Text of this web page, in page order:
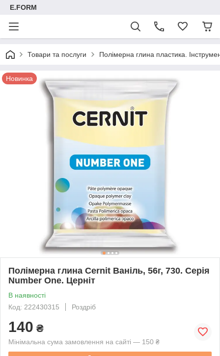
E.FORM
Товари та послуги Полімерна глина пластика.
Новинка
Полімерна глина Cernit Ваніль, 56г, 730. Серія
Number One. Церніт
В наявності
Код: 222430315
Роздріб
140 ₴
Мінімальна сума замовлення на сайті — 150 ₴